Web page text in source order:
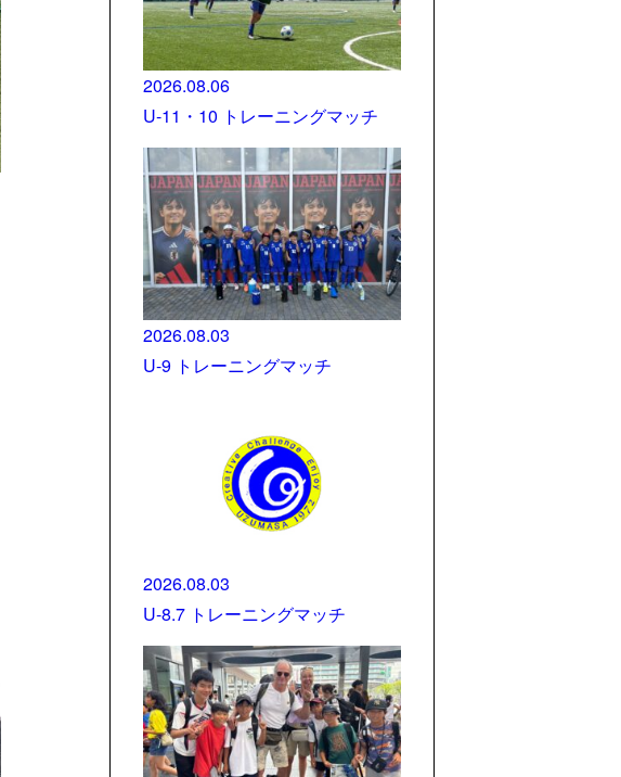
2026.08.06
U-11・10 トレーニングマッチ
2026.08.03
U-9 トレーニングマッチ
2026.08.03
U-8.7 トレーニングマッチ